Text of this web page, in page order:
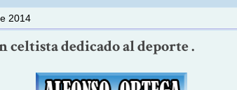
2014
celtista dedicado al deporte .